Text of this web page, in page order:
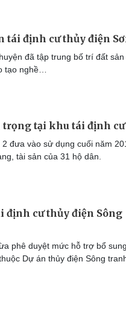
tái định cư thủy điện
đã tập trung bố trí đất sản
tạo nghề…
trọng tại khu tái định cư
đưa vào sử dụng cuối năm
tài sản của 31 hộ dân.
định cư thủy điện Sông
phê duyệt mức hỗ trợ bổ
Dự án thủy điện Sông